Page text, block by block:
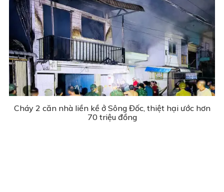
Cháy 2 căn nhà liền kề ở Sông Đốc, thiệt hại ước hơn
70 triệu đồng